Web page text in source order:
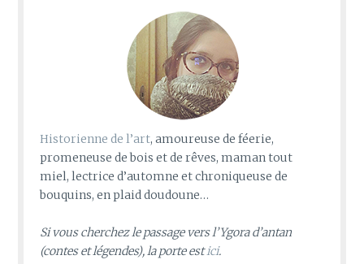
Historienne de l’art, amoureuse de féerie,
promeneuse de bois et de rêves, maman tout
miel, lectrice d’automne et chroniqueuse de
bouquins, en plaid doudoune…
Si vous cherchez le passage vers l’Ygora d’antan
(contes et légendes), la porte estici.